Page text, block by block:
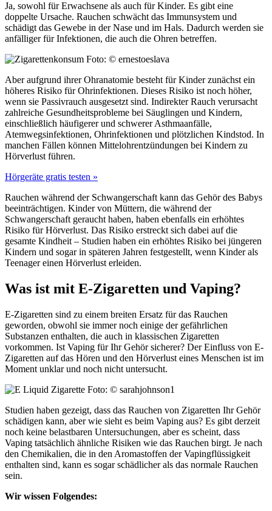
Ja, sowohl für Erwachsene als auch für Kinder. Es gibt eine
doppelte Ursache. Rauchen schwächt das Immunsystem und
schädigt das Gewebe in der Nase und im Hals. Dadurch werden sie
anfälliger für Infektionen, die auch die Ohren betreffen.
Foto: © ernestoeslava
Aber aufgrund ihrer Ohranatomie besteht für Kinder zunächst ein
höheres Risiko für Ohrinfektionen. Dieses Risiko ist noch höher,
wenn sie Passivrauch ausgesetzt sind. Indirekter Rauch verursacht
zahlreiche Gesundheitsprobleme bei Säuglingen und Kindern,
einschließlich häufigerer und schwerer Asthmaanfälle,
Atemwegsinfektionen, Ohrinfektionen und plötzlichen Kindstod. In
manchen Fällen können Mittelohrentzündungen bei Kindern zu
Hörverlust führen.
Hörgeräte gratis testen »
Rauchen während der Schwangerschaft kann das Gehör des Babys
beeinträchtigen. Kinder von Müttern, die während der
Schwangerschaft geraucht haben, haben ebenfalls ein erhöhtes
Risiko für Hörverlust. Das Risiko erstreckt sich dabei auf die
gesamte Kindheit – Studien haben ein erhöhtes Risiko bei jüngeren
Kindern und sogar in späteren Jahren festgestellt, wenn Kinder als
Teenager einen Hörverlust erleiden.
Was ist mit E-Zigaretten und Vaping?
E-Zigaretten sind zu einem breiten Ersatz für das Rauchen
geworden, obwohl sie immer noch einige der gefährlichen
Substanzen enthalten, die auch in klassischen Zigaretten
vorkommen. Ist Vaping für Ihr Gehör sicherer? Der Einfluss von E-
Zigaretten auf das Hören und den Hörverlust eines Menschen ist im
Moment unklar und noch nicht untersucht.
Foto: © sarahjohnson1
Studien haben gezeigt, dass das Rauchen von Zigaretten Ihr Gehör
schädigen kann, aber wie sieht es beim Vaping aus? Es gibt derzeit
noch keine belastbaren Untersuchungen, aber es scheint, dass
Vaping tatsächlich ähnliche Risiken wie das Rauchen birgt. Je nach
den Chemikalien, die in den Aromastoffen der Vapingflüssigkeit
enthalten sind, kann es sogar schädlicher als das normale Rauchen
sein.
Wir wissen Folgendes: